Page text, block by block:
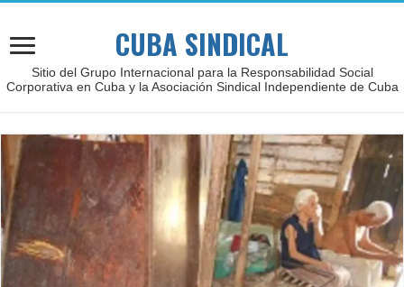
CUBA SINDICAL
Sitio del Grupo Internacional para la Responsabilidad Social
Corporativa en Cuba y la Asociación Sindical Independiente de Cuba